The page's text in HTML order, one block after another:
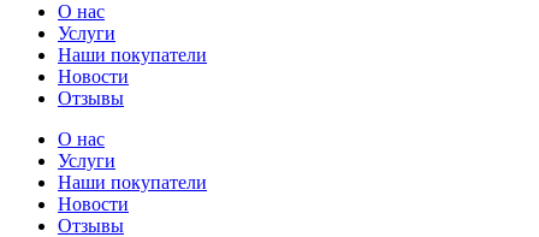
О нас
Услуги
Наши покупатели
Новости
Отзывы
О нас
Услуги
Наши покупатели
Новости
Отзывы